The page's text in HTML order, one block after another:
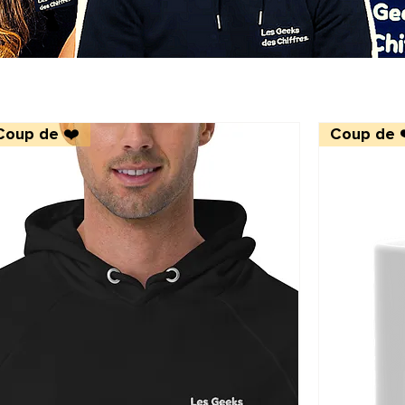
de ❤️ Coup de